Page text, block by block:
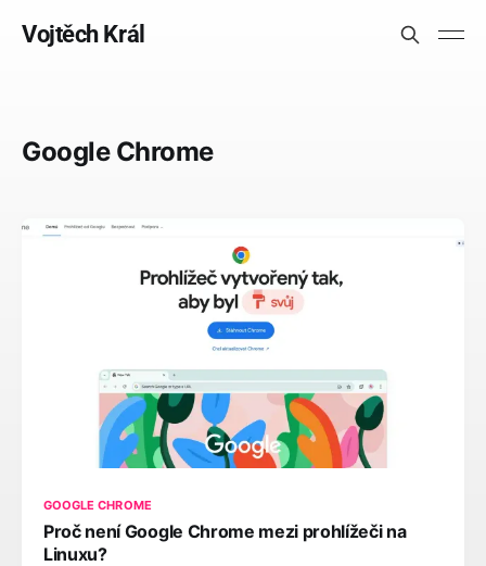
Vojtěch Král
Google Chrome
GOOGLE CHROME
Proč není Google Chrome mezi prohlížeči na
Linuxu?